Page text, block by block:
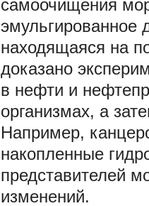
самоочищения
эмульгированное
находящаяся на
доказано
в нефти и
организмах, а
Например,
накопленные
представителей
изменений.